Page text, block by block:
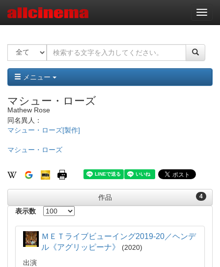
ナ
ビ
ー
ョ
ン
メニュー
マシュー・ローズ
Mathew Rose
同名異人：
マシュー・ローズ[製作]
マシュー・ローズ
4
作品
表示数
ＭＥＴライブビューイング2019-20／ヘンデ
ル《アグリッピーナ》
2020
出演